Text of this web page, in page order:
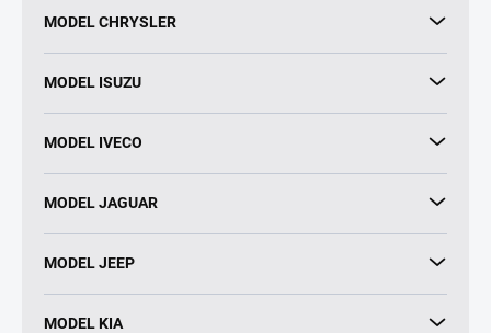
MODEL CHRYSLER
MODEL ISUZU
MODEL IVECO
MODEL JAGUAR
MODEL JEEP
MODEL KIA